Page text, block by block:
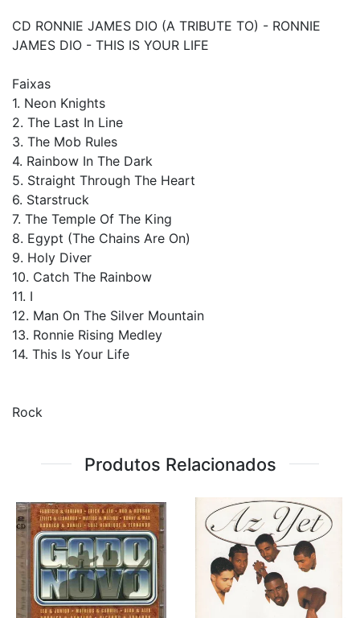
CD RONNIE JAMES DIO (A TRIBUTE TO) - RONNIE
JAMES DIO - THIS IS YOUR LIFE
Faixas
1. Neon Knights
2. The Last In Line
3. The Mob Rules
4. Rainbow In The Dark
5. Straight Through The Heart
6. Starstruck
7. The Temple Of The King
8. Egypt (The Chains Are On)
9. Holy Diver
10. Catch The Rainbow
11. I
12. Man On The Silver Mountain
13. Ronnie Rising Medley
14. This Is Your Life
Rock
Produtos Relacionados